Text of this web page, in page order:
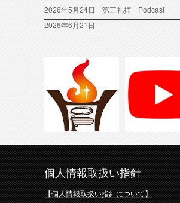
2026年5月24日 第三礼拝 Podcast
2026年6月21日
個人情報取扱い指針
【個人情報取扱い指針について】